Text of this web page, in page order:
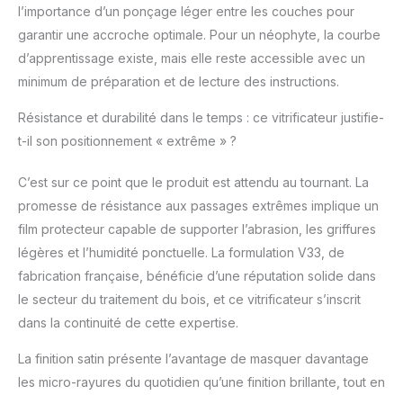
l’importance d’un ponçage léger entre les couches pour
garantir une accroche optimale. Pour un néophyte, la courbe
d’apprentissage existe, mais elle reste accessible avec un
minimum de préparation et de lecture des instructions.
Résistance et durabilité dans le temps : ce vitrificateur justifie-
t-il son positionnement « extrême » ?
C’est sur ce point que le produit est attendu au tournant. La
promesse de résistance aux passages extrêmes implique un
film protecteur capable de supporter l’abrasion, les griffures
légères et l’humidité ponctuelle. La formulation V33, de
fabrication française, bénéficie d’une réputation solide dans
le secteur du traitement du bois, et ce vitrificateur s’inscrit
dans la continuité de cette expertise.
La finition satin présente l’avantage de masquer davantage
les micro-rayures du quotidien qu’une finition brillante, tout en